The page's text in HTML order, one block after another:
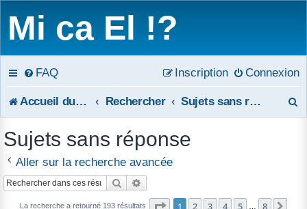
Mi ca El !?
FAQ Connexion
Inscription
Accueil du forum Rechercher Sujets sans réponse
Sujets sans réponse
Aller sur la recherche avancée
Rechercher
La recherche a retourné 193 résultats Page 1sur8
1 2 3 4 5 8